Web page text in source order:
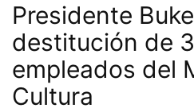
Presidente
destitución de
empleados del
Cultura